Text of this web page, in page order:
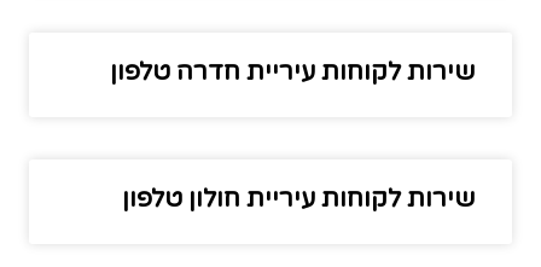
שירות לקוחות עיריית חדרה טלפון
שירות לקוחות עיריית חולון טלפון